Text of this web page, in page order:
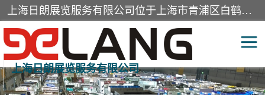
上海日朗展览服务有限公司位于上海市青浦区白鹤镇，营业范围有展览展示会务服务，室内装饰设计及施工，展示道具设计制作，舞台设计，图文设计，灯箱制作，园林绿化工程，广告装潢材料，建筑材料，办公用品，工艺礼品日用百货销售。
上海日朗展览服务有限公司